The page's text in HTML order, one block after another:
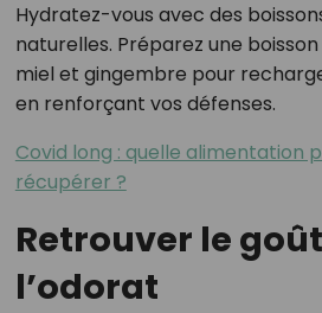
Hydratez-vous avec des
naturelles. Préparez une
miel et gingembre pour
en renforçant vos défenses.
Covid long : quelle alimentation
récupérer ?
Retrouver le
l’odorat